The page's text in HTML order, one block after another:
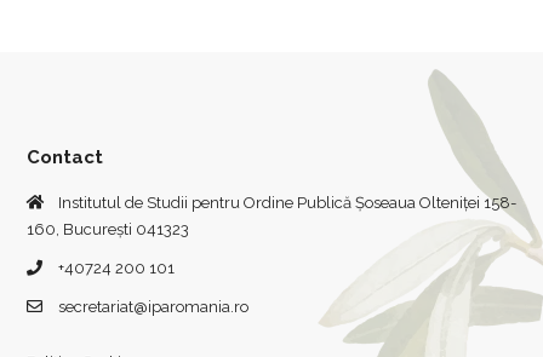
Contact
Institutul de Studii pentru Ordine Publică Șoseaua Olteniței 158-
160, București 041323
+40724 200 101
secretariat@iparomania.ro